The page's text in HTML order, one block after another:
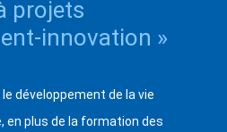
projets
innovation »
développement de la vie
en plus de la formation des